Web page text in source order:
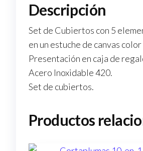
Descripción
Set de Cubiertos con 5
en un estuche de canvas
Presentación en caja de
Acero Inoxidable 420.
Set de cubiertos.
Productos